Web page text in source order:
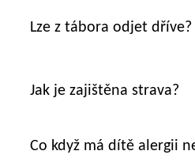
Lze z tábora odjet dříve?
Jak je zajištěna strava?
Co když má dítě alergii